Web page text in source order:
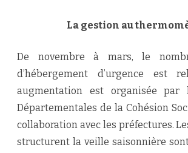
La gestion au
De novembre à mars, le
d’hébergement d’urgence est
augmentation est organisée par
Départementales de la Cohésion
collaboration avec les préfectures.
structurent la veille saisonnière